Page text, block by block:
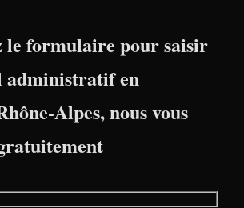
le formulaire pour saisir
en
Alpes, nous vous